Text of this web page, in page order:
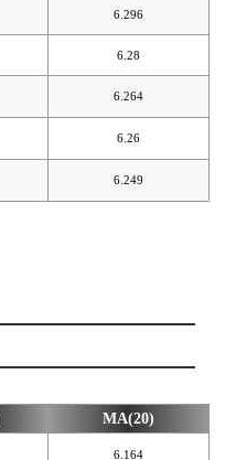
6.296
6.28
6.264
6.26
6.249
MA(20)
6.164